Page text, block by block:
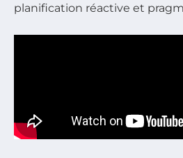
planification réactive et